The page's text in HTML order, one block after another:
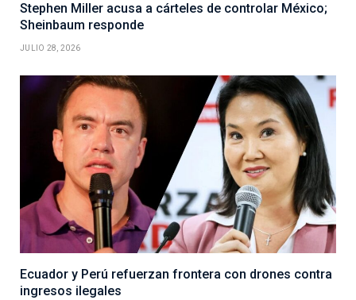
Stephen Miller acusa a cárteles de controlar México;
Sheinbaum responde
JULIO 28, 2026
Ecuador y Perú refuerzan frontera con drones contra
ingresos ilegales